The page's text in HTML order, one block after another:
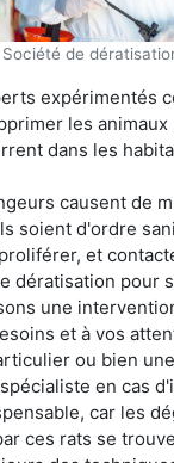
Société de
expérimentés
les
dans les
causent de
soient d'ordre
et
dératisation pour
une
et à vos
ou bien
en cas
car les
ces rats se